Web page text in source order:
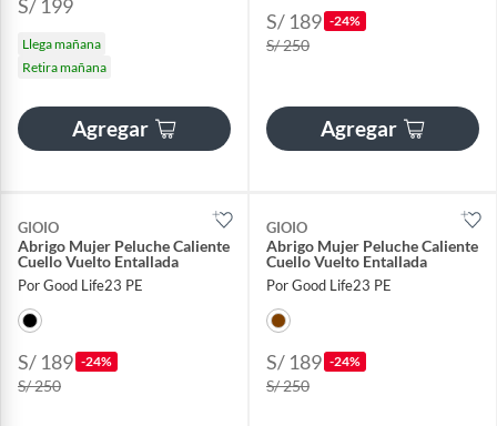
S/ 199
Llega mañana
Retira mañana
Agregar
S/ 189 -24%
S/ 250
Agregar
GIOIO
Abrigo Mujer Peluche Caliente
Cuello Vuelto Entallada​
Por Good Life23 PE
S/ 189 -24%
S/ 250
GIOIO
Abrigo Mujer Peluche Caliente
Cuello Vuelto Entallada​
Por Good Life23 PE
S/ 189 -24%
S/ 250